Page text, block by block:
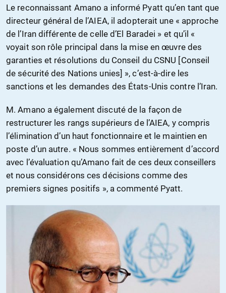
Le reconnaissant Amano a informé Pyatt qu’en tant que
directeur général de l’AIEA, il adopterait une « approche
de l’Iran différente de celle d’El Baradei » et qu’il «
voyait son rôle principal dans la mise en œuvre des
garanties et résolutions du Conseil du CSNU [Conseil
de sécurité des Nations unies] », c’est-à-dire les
sanctions et les demandes des États-Unis contre l’Iran.
M. Amano a également discuté de la façon de
restructurer les rangs supérieurs de l’AIEA, y compris
l’élimination d’un haut fonctionnaire et le maintien en
poste d’un autre. « Nous sommes entièrement d’accord
avec l’évaluation qu’Amano fait de ces deux conseillers
et nous considérons ces décisions comme des
premiers signes positifs », a commenté Pyatt.